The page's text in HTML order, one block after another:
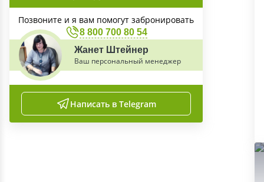
Позвоните и я вам помогут забронировать
8 800 700 80 54
Жанет Штейнер
Ваш персональный менеджер
Написать в Telegram